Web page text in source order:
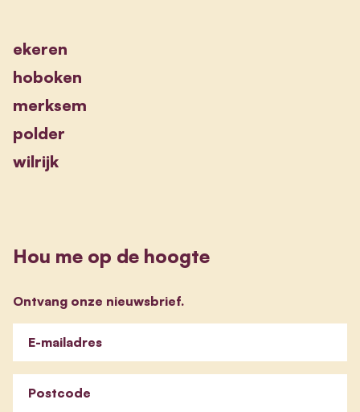
ekeren
hoboken
merksem
polder
wilrijk
Hou me op de hoogte
Ontvang onze nieuwsbrief.
E-mailadres
Postcode